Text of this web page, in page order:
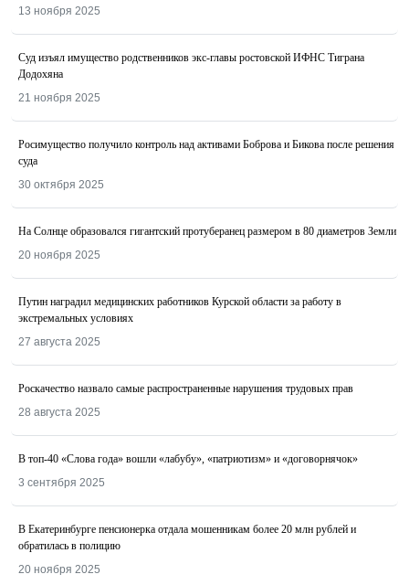
13 ноября 2025
Суд изъял имущество родственников экс-главы ростовской ИФНС Тиграна
Додохяна
21 ноября 2025
Росимущество получило контроль над активами Боброва и Бикова после решения
суда
30 октября 2025
На Солнце образовался гигантский протуберанец размером в 80 диаметров Земли
20 ноября 2025
Путин наградил медицинских работников Курской области за работу в
экстремальных условиях
27 августа 2025
Роскачество назвалo самые распространенные нарушения трудовых прав
28 августа 2025
В топ-40 «Слова года» вошли «лабубу», «патриотизм» и «договорнячок»
3 сентября 2025
В Екатеринбурге пенсионерка отдала мошенникам более 20 млн рублей и
обратилась в полицию
20 ноября 2025